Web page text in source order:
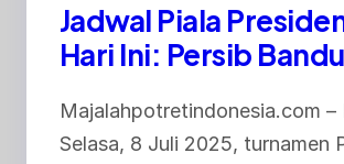
Jadwal Piala
Hari Ini: Persib
Majalahpotretindonesia.com –
Selasa, 8 Juli 2025, turnamen